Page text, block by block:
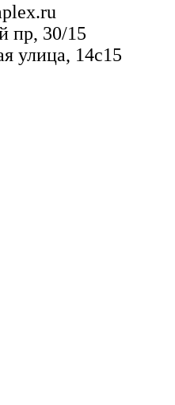
пр, 30/15
улица, 14с15